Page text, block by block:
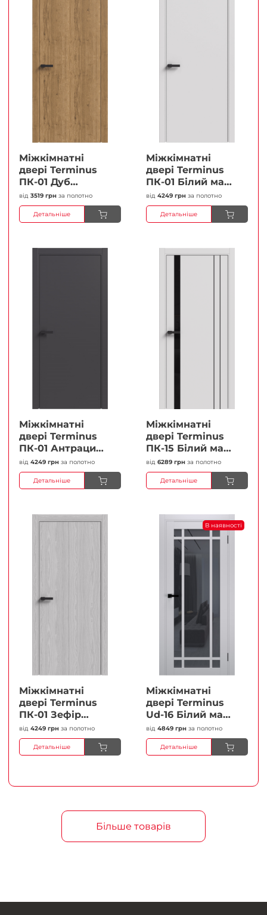
Міжкімнатні
двері Terminus
ПК-01 Дуб
античний Глухі
Плівка
від 3519 грн за полотно
Детальніше
Міжкімнатні
двері Terminus
ПК-01 Білий мат
(Термінус) Глухі
Плівка
від 4249 грн за полотно
Детальніше
Міжкімнатні
двері Terminus
ПК-01 Антрацит
(п/п) Глухі
Плівка
від 4249 грн за полотно
Детальніше
Міжкімнатні
двері Terminus
ПК-15 Білий мат
(Термінус) Чорне
скло Плівка
від 6289 грн за полотно
Детальніше
Міжкімнатні
двері Terminus
ПК-01 Зефір
Глухі Плівка
від 4249 грн за полотно
Детальніше
В наявності
Міжкімнатні
двері Terminus
Ud-16 Білий мат
(Термінус) Сатин
білий Плівка
від 4849 грн за полотно
Детальніше
Більше товарів